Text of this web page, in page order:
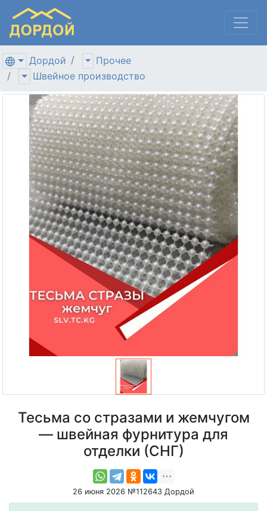
Дордой
Прочее
Швейное производство
Тесьма со стразами и жемчугом
— швейная фурнитура для
отделки (СНГ)
26 июня 2026 №112643 Дордой